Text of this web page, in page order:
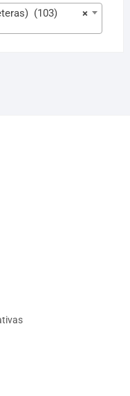
×
(103)